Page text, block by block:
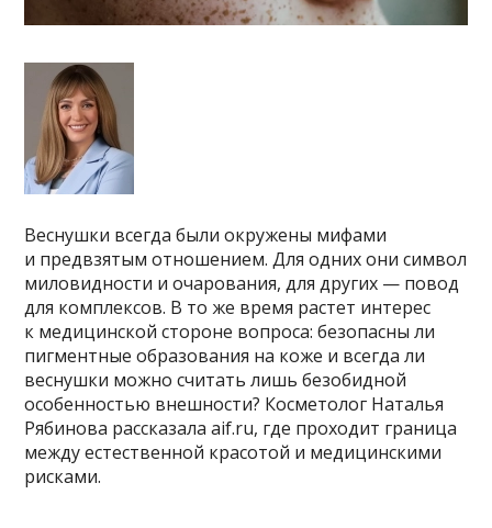
Веснушки всегда были окружены мифами
и предвзятым отношением. Для одних они символ
миловидности и очарования, для других — повод
для комплексов. В то же время растет интерес
к медицинской стороне вопроса: безопасны ли
пигментные образования на коже и всегда ли
веснушки можно считать лишь безобидной
особенностью внешности? Косметолог Наталья
Рябинова рассказала aif.ru, где проходит граница
между естественной красотой и медицинскими
рисками.